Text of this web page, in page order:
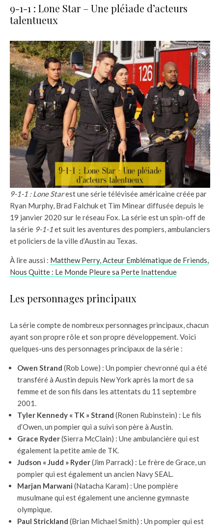
9-1-1 : Lone Star – Une pléiade d’acteurs
talentueux
9-1-1 : Lone Starest une série télévisée américaine créée par
Ryan Murphy, Brad Falchuk et Tim Minear diffusée depuis le
19 janvier 2020 sur le réseau Fox. La série est un spin-off de
la série 9-1-1et suit les aventures des pompiers, ambulanciers
et policiers de la ville d’Austin au Texas.
À lire aussi : Matthew Perry, Acteur Emblématique de Friends,
Nous Quitte : Le Monde Pleure sa Perte Inattendue
Les personnages principaux
La série compte de nombreux personnages principaux, chacun
ayant son propre rôle et son propre développement. Voici
quelques-uns des personnages principaux de la série :
Owen Strand (Rob Lowe) : Un pompier chevronné qui a été
transféré à Austin depuis New York après la mort de sa
femme et de son fils dans les attentats du 11 septembre
2001.
Tyler Kennedy « TK » Strand (Ronen Rubinstein) : Le fils
d’Owen, un pompier qui a suivi son père à Austin.
Grace Ryder(Sierra McClain) : Une ambulancière qui est
également la petite amie de TK.
Judson « Judd » Ryder(Jim Parrack) : Le frère de Grace, un
pompier qui est également un ancien Navy SEAL.
Marjan Marwani (Natacha Karam) : Une pompière
musulmane qui est également une ancienne gymnaste
olympique.
Paul Strickland (Brian Michael Smith) : Un pompier qui est